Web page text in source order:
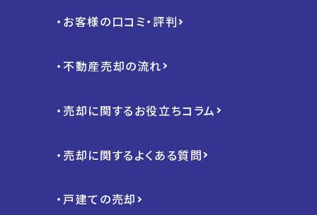
・お客様の口コミ・評判
・不動産売却の流れ
・売却に関するお役立ちコラム
・売却に関するよくある質問
・戸建ての売却